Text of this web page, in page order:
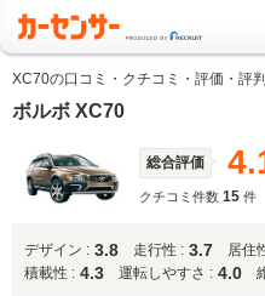
XC70の口コミ・クチコミ・評価・評
ボルボ XC70
総合評価
クチコミ件数 15 件
デザイン : 3.8 走行性 : 3.7 居住
積載性 : 4.3 運転しやすさ : 4.0